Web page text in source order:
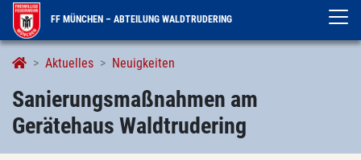
FF MÜNCHEN – ABTEILUNG WALDTRUDERING
Aktuelles Neuigkeiten
Sanierungsmaßnahmen am
Gerätehaus Waldtrudering